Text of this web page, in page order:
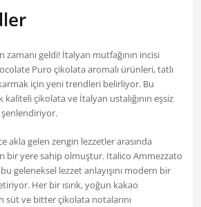
zamanı geldi! İtalyan mutfağının incisi
Puro çikolata aromalı ürünleri, tatlı
için yeni trendleri belirliyor. Bu
çikolata ve İtalyan ustalığının eşsiz
akla gelen zengin lezzetler arasında
bir yere sahip olmuştur. Italico Ammezzato
geleneksel lezzet anlayışını modern bir
Her bir ısırık, yoğun kakao
süt ve bitter çikolata notalarını